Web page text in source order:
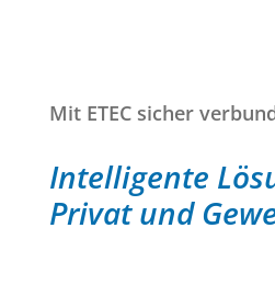
Mit ETEC sicher
Intelligente
Privat und